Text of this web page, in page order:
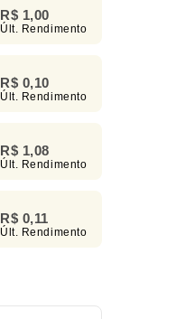
R$ 1,00
Últ. Rendimento
R$ 0,10
Últ. Rendimento
R$ 1,08
Últ. Rendimento
R$ 0,11
Últ. Rendimento